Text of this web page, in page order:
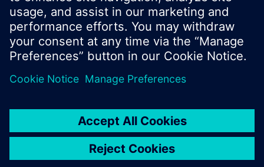
© Siemens Schweiz AG 2016
Produktangebot und Preise können pro Land
Nutzungsbedingungen